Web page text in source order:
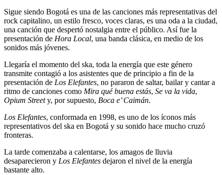
Sigue siendo Bogotá es una de las canciones más representativas del
rock capitalino, un estilo fresco, voces claras, es una oda a la ciudad,
una canción que despertó nostalgia entre el público. Así fue la
presentación de Hora Local, una banda clásica, en medio de los
sonidos más jóvenes.
Llegaría el momento del ska, toda la energía que este género
transmite contagió a los asistentes que de principio a fin de la
presentación de Los Elefantes, no pararon de saltar, bailar y cantar a
ritmo de canciones como Mira qué buena estás, Se va la vida,
Opium Streety, por supuesto, Boca e’ Caimán.
Los Elefantes, conformada en 1998, es uno de los íconos más
representativos del ska en Bogotá y su sonido hace mucho cruzó
fronteras.
La tarde comenzaba a calentarse, los amagos de lluvia
desaparecieron y Los Elefantes dejaron el nivel de la energía
bastante alto.